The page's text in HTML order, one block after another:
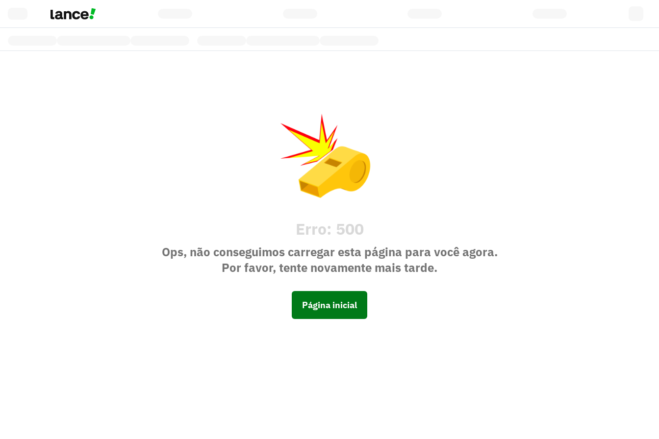
Erro: 500
Ops, não conseguimos carregar esta página para você agora.
Por favor, tente novamente mais tarde.
Página inicial